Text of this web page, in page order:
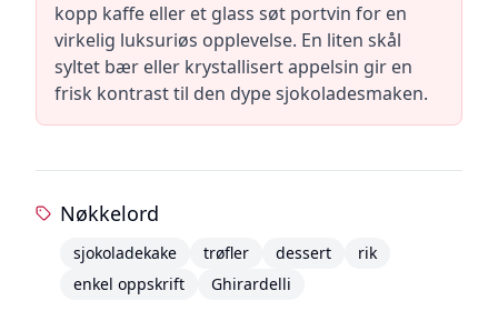
kopp kaffe eller et glass søt portvin for en
virkelig luksuriøs opplevelse. En liten skål
syltet bær eller krystallisert appelsin gir en
frisk kontrast til den dype sjokoladesmaken.
Nøkkelord
sjokoladekake trøfler dessert
rik
enkel oppskrift
Ghirardelli